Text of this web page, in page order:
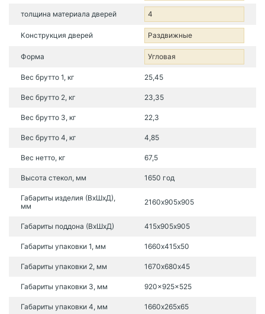
толщина материала дверей 4
Конструкция дверей Раздвижные
Форма Угловая
Вес брутто 1, кг 25,45
Вес брутто 2, кг 23,35
Вес брутто 3, кг 22,3
Вес брутто 4, кг 4,85
Вес нетто, кг 67,5
Высота стекол, мм 1650 год
Габариты изделия (ВхШхД),
мм
2160х905х905
Габариты поддона (ВхШхД) 415х905х905
Габариты упаковки 1, мм 1660х415х50
Габариты упаковки 2, мм 1670х680х45
Габариты упаковки 3, мм 920x925x525
Габариты упаковки 4, мм 1660х265х65